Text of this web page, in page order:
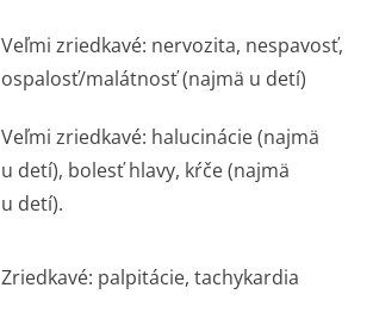
Veľmi zriedkavé: nervozita, nespavosť,
ospalosť/malátnosť (najmä u detí)
Veľmi zriedkavé: halucinácie (najmä
u detí), bolesť hlavy, kŕče (najmä
u detí).
Zriedkavé: palpitácie, tachykardia